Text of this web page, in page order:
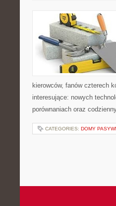
kierowców, fanów czterech
interesujące: nowych
porównaniach oraz
CATEGORIES: DOMY